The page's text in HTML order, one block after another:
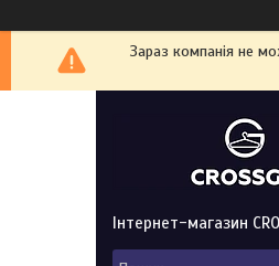
Зараз компанія не
Інтернет-магазин